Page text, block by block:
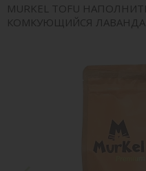
MURKEL TOFU
КОМКУЮЩИЙСЯ ЛАВАНДА